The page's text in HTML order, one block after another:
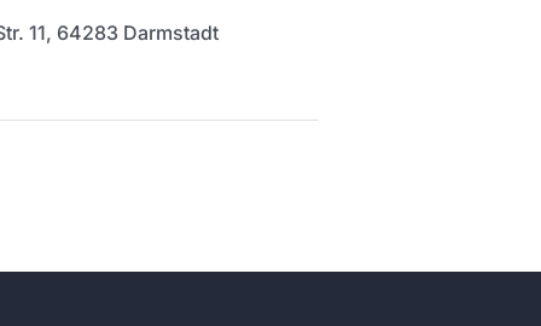
11, 64283 Darmstadt